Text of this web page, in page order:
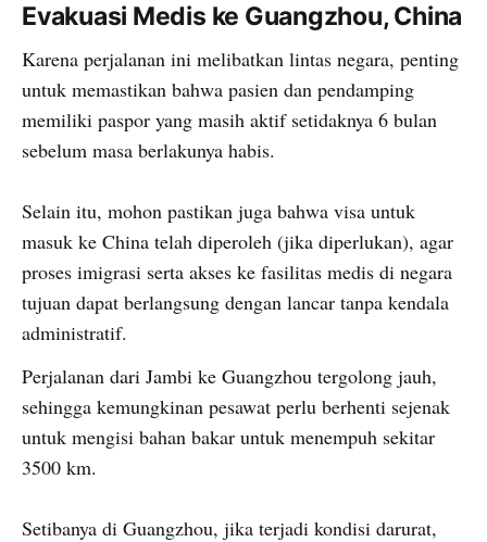
Evakuasi Medis ke Guangzhou, China
Karena perjalanan ini melibatkan lintas negara, penting
untuk memastikan bahwa pasien dan pendamping
memiliki paspor yang masih aktif setidaknya 6 bulan
sebelum masa berlakunya habis.
Selain itu, mohon pastikan juga bahwa visa untuk
masuk ke China telah diperoleh (jika diperlukan), agar
proses imigrasi serta akses ke fasilitas medis di negara
tujuan dapat berlangsung dengan lancar tanpa kendala
administratif.
Perjalanan dari Jambi ke Guangzhou tergolong jauh,
sehingga kemungkinan pesawat perlu berhenti sejenak
untuk mengisi bahan bakar untuk menempuh sekitar
3500 km.
Setibanya di Guangzhou, jika terjadi kondisi darurat,